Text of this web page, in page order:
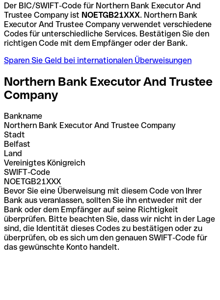
Der BIC/SWIFT-Code für Northern Bank Executor And
Trustee Company ist NOETGB21XXX. Northern Bank
Executor And Trustee Company verwendet verschiedene
Codes für unterschiedliche Services. Bestätigen Sie den
richtigen Code mit dem Empfänger oder der Bank.
Sparen Sie Geld bei internationalen Überweisungen
Northern Bank Executor And Trustee
Company
Bankname
Northern Bank Executor And Trustee Company
Stadt
Belfast
Land
Vereinigtes Königreich
SWIFT-Code
NOETGB21XXX
Bevor Sie eine Überweisung mit diesem Code von Ihrer
Bank aus veranlassen, sollten Sie ihn entweder mit der
Bank oder dem Empfänger auf seine Richtigkeit
überprüfen. Bitte beachten Sie, dass wir nicht in der Lage
sind, die Identität dieses Codes zu bestätigen oder zu
überprüfen, ob es sich um den genauen SWIFT-Code für
das gewünschte Konto handelt.